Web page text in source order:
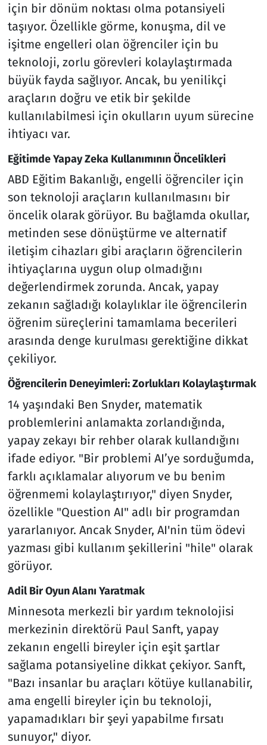
için bir dönüm noktası olma potansiyeli
taşıyor. Özellikle görme, konuşma, dil ve
işitme engelleri olan öğrenciler için bu
teknoloji, zorlu görevleri kolaylaştırmada
büyük fayda sağlıyor. Ancak, bu yenilikçi
araçların doğru ve etik bir şekilde
kullanılabilmesi için okulların uyum sürecine
ihtiyacı var.
Eğitimde Yapay Zeka Kullanımının Öncelikleri
ABD Eğitim Bakanlığı, engelli öğrenciler için
son teknoloji araçların kullanılmasını bir
öncelik olarak görüyor. Bu bağlamda okullar,
metinden sese dönüştürme ve alternatif
iletişim cihazları gibi araçların öğrencilerin
ihtiyaçlarına uygun olup olmadığını
değerlendirmek zorunda. Ancak, yapay
zekanın sağladığı kolaylıklar ile öğrencilerin
öğrenim süreçlerini tamamlama becerileri
arasında denge kurulması gerektiğine dikkat
çekiliyor.
Öğrencilerin Deneyimleri: Zorlukları Kolaylaştırmak
14 yaşındaki Ben Snyder, matematik
problemlerini anlamakta zorlandığında,
yapay zekayı bir rehber olarak kullandığını
ifade ediyor. "Bir problemi AI’ye sorduğumda,
farklı açıklamalar alıyorum ve bu benim
öğrenmemi kolaylaştırıyor," diyen Snyder,
özellikle "Question AI" adlı bir programdan
yararlanıyor. Ancak Snyder, AI'nin tüm ödevi
yazması gibi kullanım şekillerini "hile" olarak
görüyor.
Adil Bir Oyun Alanı Yaratmak
Minnesota merkezli bir yardım teknolojisi
merkezinin direktörü Paul Sanft, yapay
zekanın engelli bireyler için eşit şartlar
sağlama potansiyeline dikkat çekiyor. Sanft,
"Bazı insanlar bu araçları kötüye kullanabilir,
ama engelli bireyler için bu teknoloji,
yapamadıkları bir şeyi yapabilme fırsatı
sunuyor," diyor.
Teknoloji ve Bilim
Televizyon